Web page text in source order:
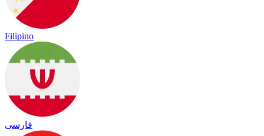
Filipino
فارسی